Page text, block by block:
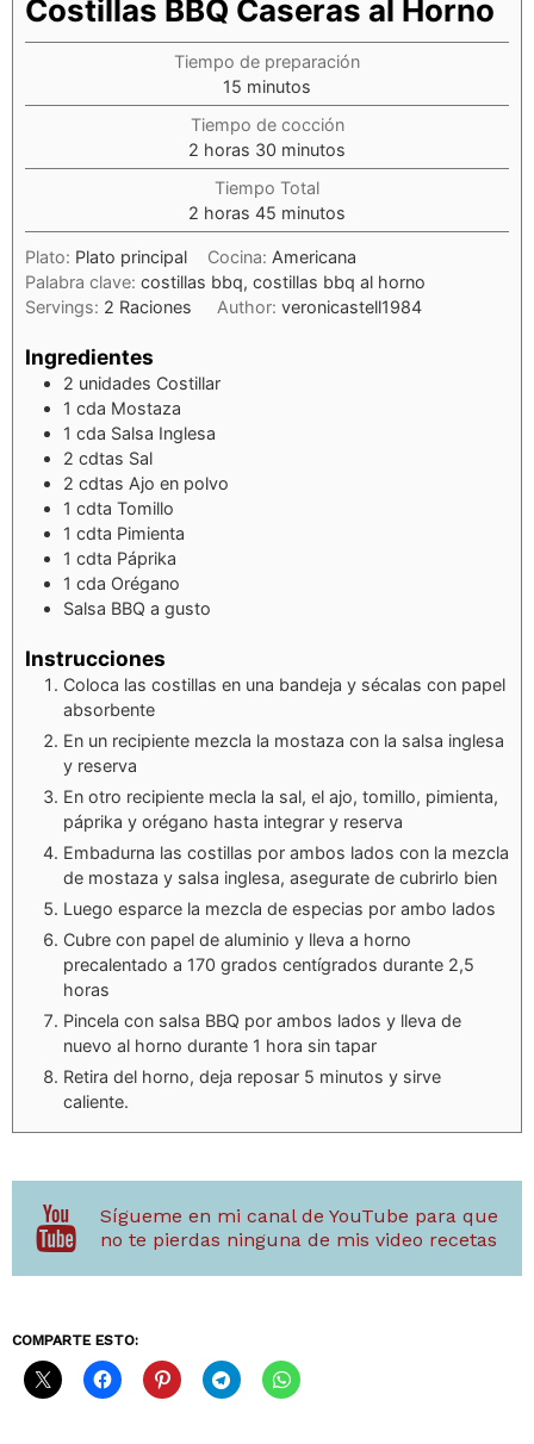
Costillas BBQ Caseras al Horno
Tiempo de preparación
15 minutos
minutos
Tiempo de cocción
2 horas
horas 30 minutos
minutos
Tiempo Total
2 horas
horas 45 minutos
minutos
Plato: Plato principal Cocina:Americana
Palabra clave: costillas bbq, costillas bbq al horno
Servings: 2 Raciones Author:veronicastell1984
Ingredientes
2 unidades Costillar
1 cda Mostaza
1 cda Salsa Inglesa
2 cdtas Sal
2 cdtas Ajo en polvo
1 cdta Tomillo
1 cdta Pimienta
1 cdta Páprika
1 cda Orégano
Salsa BBQ a gusto
Instrucciones
Coloca las costillas en una bandeja y sécalas con papel
absorbente
En un recipiente mezcla la mostaza con la salsa inglesa
y reserva
En otro recipiente mecla la sal, el ajo, tomillo, pimienta,
páprika y orégano hasta integrar y reserva
Embadurna las costillas por ambos lados con la mezcla
de mostaza y salsa inglesa, asegurate de cubrirlo bien
Luego esparce la mezcla de especias por ambo lados
Cubre con papel de aluminio y lleva a horno
precalentado a 170 grados centígrados durante 2,5
horas
Pincela con salsa BBQ por ambos lados y lleva de
nuevo al horno durante 1 hora sin tapar
Retira del horno, deja reposar 5 minutos y sirve
caliente.
Sígueme en mi canal de YouTube para que
no te pierdas ninguna de mis video recetas
COMPARTE ESTO: